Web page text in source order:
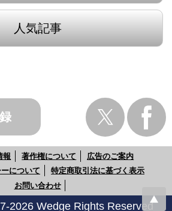
人気記事
報 著作権について
広告のご案内
について
特定商取引法に基づく表示
お問い合わせ
2026 Wedge Rights Reserved